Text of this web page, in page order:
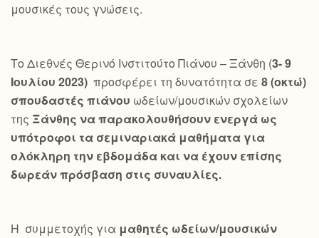
μουσικές τους γνώσεις.
Το Διεθνές Θερινό Ινστιτούτο Πιάνου – Ξάνθη (3- 9
Ιουλίου 2023) προσφέρει τη δυνατότητα σε 8 (οκτώ)
σπουδαστές πιάνου ωδείων/μουσικών σχολείων
της Ξάνθης να παρακολουθήσουν ενεργά ως
υπότροφοι τα σεμιναριακά μαθήματα για
ολόκληρη την εβδομάδα και να έχουν επίσης
δωρεάν πρόσβαση στις συναυλίες.
Η συμμετοχής για μαθητές ωδείων/μουσικών